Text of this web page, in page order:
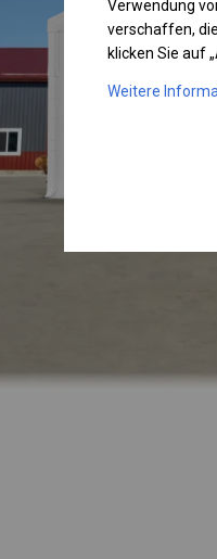
Verwendung
verschaffen,
klicken Sie auf
Weitere